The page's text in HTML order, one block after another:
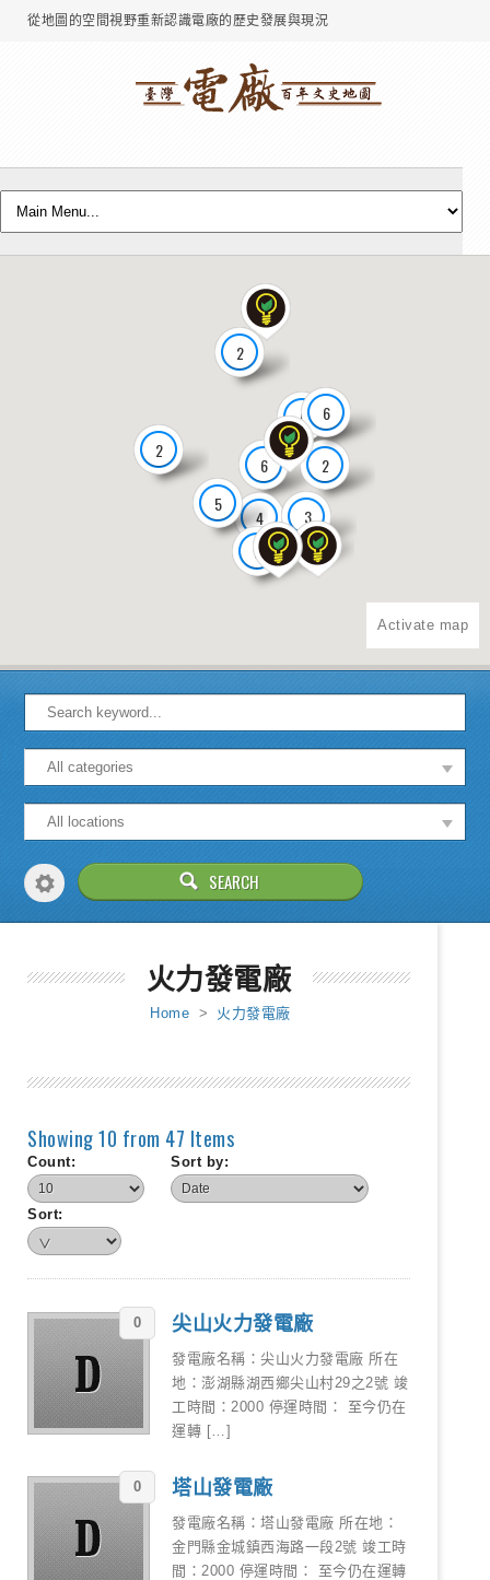
從地圖的空間視野重新認識電廠的歷史發展與現況
2
6
4
5
2
5
2
3
6
5
3
Activate map
火力發電廠
Home > 火力發電廠
Showing 10 from 47 Items
Count: Sort by:
Sort:
0 尖山火力發電廠
發電廠名稱：尖山火力發電廠 所在
地：澎湖縣湖西鄉尖山村29之2號 竣
工時間：2000 停運時間： 至今仍在
運轉 […]
0 塔山發電廠
發電廠名稱：塔山發電廠 所在地：
金門縣金城鎮西海路一段2號 竣工時
間：2000 停運時間： 至今仍在運轉